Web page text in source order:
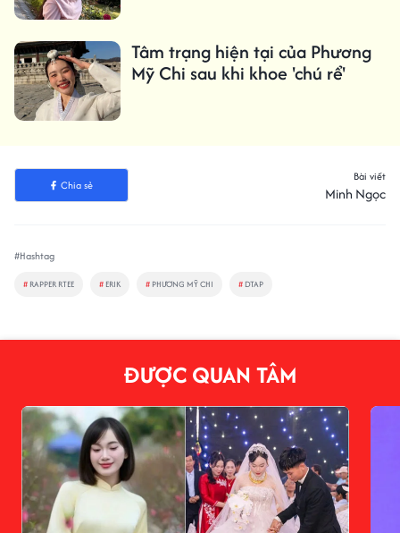
Tâm trạng hiện tại của Phương
Mỹ Chi sau khi khoe 'chú rể'
Chia sẻ
Bài viết
Minh Ngọc
#Hashtag
# RAPPER RTEE # ERIK # PHƯƠNG MỸ CHI # DTAP
ĐƯỢC QUAN TÂM